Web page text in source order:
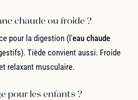
chaude ou froide ?
pour la digestion (l'eau chaude
Tiède convient aussi. Froide
relaxant musculaire.
pour les enfants ?